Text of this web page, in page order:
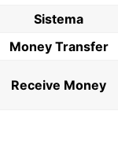
Sistema
Money Transfer
Receive Money